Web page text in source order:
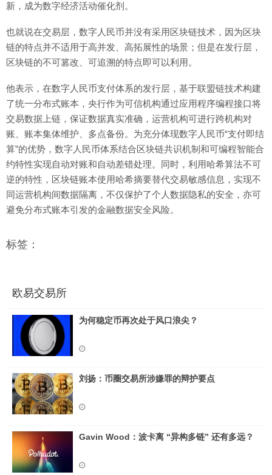
新，成为数字经济活动催化剂。
也就说在交易层，数字人民币并没有采用区块链技术，因为区块
链的特点并不适用于高并发、高拓展性的场景；但是在发行层，
区块链的不可篡改、可追溯的特点即可以利用。
他表示，在数字人民币支付体系的发行层，基于联盟链技术构建
了统一分布式账本，央行作为可信机构通过应用程序编程接口将
交易数据上链，保证数据真实准确，运营机构可进行跨机构对
账、账本集体维护、多点备份。为充分体现数字人民币“支付即结
算”的优势，数字人民币体系结合区块链共识机制和可编程智能合
约特性实现自动对账和自动差错处理。同时，利用哈希算法不可
逆的特性，区块链账本使用哈希摘要替代交易敏感信息，实现不
同运营机构间数据隔离，不仅保护了个人数据隐私的安全，亦可
避免分布式账本引发的金融数据安全风险。
标签：
欧易交易所
为何稳定币再次处于风口浪尖？
刘扬：币圈交易所涉嫌罪的辩护要点
Gavin Wood：波卡离 “异构多链” 还有多远？